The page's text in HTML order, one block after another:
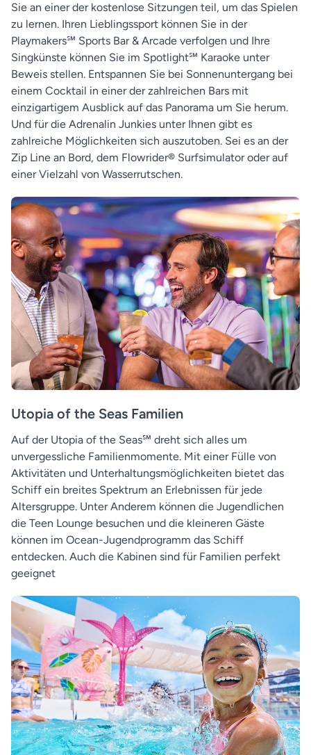
Sie an einer der kostenlose Sitzungen teil, um das Spielen
zu lernen. Ihren Lieblingssport können Sie in der
Playmakers℠ Sports Bar & Arcade verfolgen und Ihre
Singkünste können Sie im Spotlight℠ Karaoke unter
Beweis stellen. Entspannen Sie bei Sonnenuntergang bei
einem Cocktail in einer der zahlreichen Bars mit
einzigartigem Ausblick auf das Panorama um Sie herum.
Und für die Adrenalin Junkies unter Ihnen gibt es
zahlreiche Möglichkeiten sich auszutoben. Sei es an der
Zip Line an Bord, dem Flowrider® Surfsimulator oder auf
einer Vielzahl von Wasserrutschen.
Utopia of the Seas Familien
Auf der Utopia of the Seas℠ dreht sich alles um
unvergessliche Familienmomente. Mit einer Fülle von
Aktivitäten und Unterhaltungsmöglichkeiten bietet das
Schiff ein breites Spektrum an Erlebnissen für jede
Altersgruppe. Unter Anderem können die Jugendlichen
die Teen Lounge besuchen und die kleineren Gäste
können im Ocean-Jugendprogramm das Schiff
entdecken. Auch die Kabinen sind für Familien perfekt
geeignet